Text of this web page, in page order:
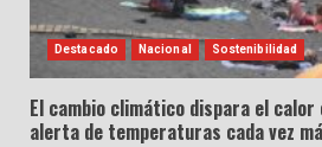
Destacado Nacional Sostenibilidad
El cambio climático dispara el calor
alerta de temperaturas cada vez